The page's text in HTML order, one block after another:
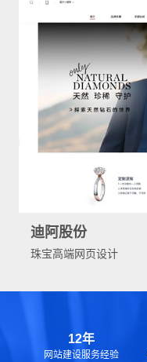
迪阿股份
珠宝高端网页设计
12年
网站建设服务经验